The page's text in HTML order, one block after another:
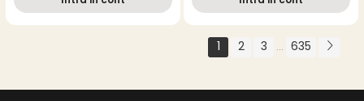
1 2 3 ... 635